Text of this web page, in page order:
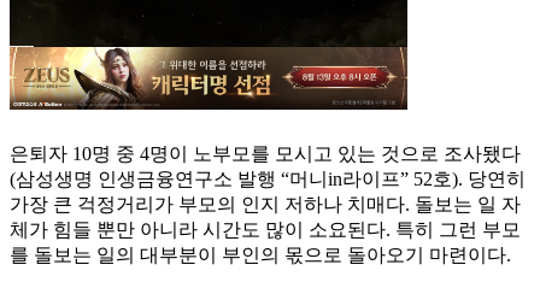
은퇴자 10명 중 4명이 노부모를 모시고 있는 것으로 조사됐다
(삼성생명 인생금융연구소 발행 “머니in라이프” 52호). 당연히
가장 큰 걱정거리가 부모의 인지 저하나 치매다. 돌보는 일 자
체가 힘들 뿐만 아니라 시간도 많이 소요된다. 특히 그런 부모
를 돌보는 일의 대부분이 부인의 몫으로 돌아오기 마련이다.